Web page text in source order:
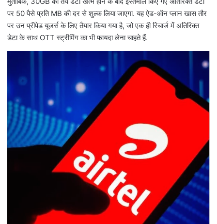
पर 50 पैसे प्रति MB की दर से शुल्क लिया जाएगा. यह ऐड-ऑन प्लान खास तौर
पर उन प्रीपेड यूजर्स के लिए तैयार किया गया है, जो एक ही रिचार्ज में अतिरिक्त
डेटा के साथ OTT स्ट्रीमिंग का भी फायदा लेना चाहते हैं.